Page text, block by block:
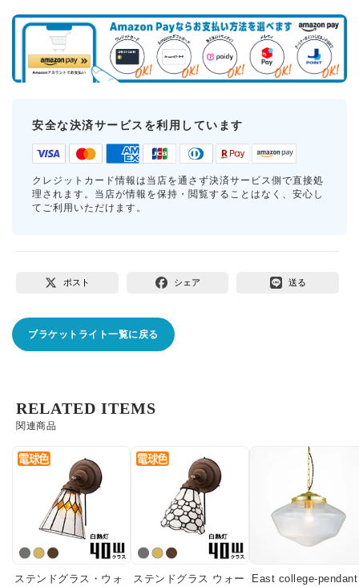
安全な決済サービスを利用しています
クレジットカード情報は当店を通さず決済サービス側で直接処
理されます。当店が情報を保持・閲覧することはなく、安心し
てご利用いただけます。
ポスト シェア 送る
ブラケットライト一覧に戻る
関連商品
RELATED ITEMS
ステンドグラス・ウォ
ステンドグラス ウォー
East college-pendant